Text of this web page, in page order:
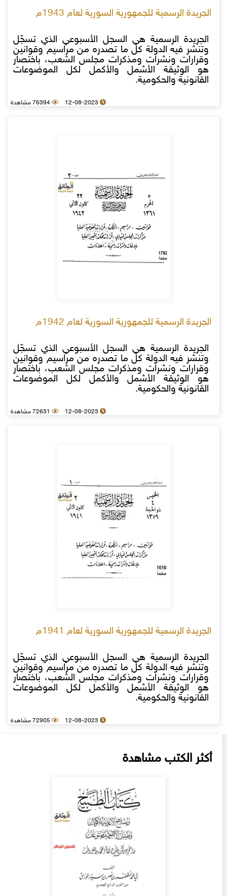
الجريدة الرسمية للجمهورية السورية لعام 1943م
الجريدة الرسمية هي السجل الأسبوعي الذي تسجّل
وتنشر فيه الدولة كل ما تصدره من مراسيم وقوانين
وقرارات ونشرات ومذكرات مجلس الشعب، باختصار
هو الوثيقة الأشمل والأكمل لكل الموضوعات
القانونية والحكومية.
12-08-2023 76394 مشاهدة
الجريدة الرسمية للجمهورية السورية لعام 1942م
الجريدة الرسمية هي السجل الأسبوعي الذي تسجّل
وتنشر فيه الدولة كل ما تصدره من مراسيم وقوانين
وقرارات ونشرات ومذكرات مجلس الشعب، باختصار
هو الوثيقة الأشمل والأكمل لكل الموضوعات
القانونية والحكومية.
12-08-2023 72631 مشاهدة
الجريدة الرسمية للجمهورية السورية لعام 1941م
الجريدة الرسمية هي السجل الأسبوعي الذي تسجّل
وتنشر فيه الدولة كل ما تصدره من مراسيم وقوانين
وقرارات ونشرات ومذكرات مجلس الشعب، باختصار
هو الوثيقة الأشمل والأكمل لكل الموضوعات
القانونية والحكومية.
12-08-2023 72905 مشاهدة
أكثر الكتب مشاهدة